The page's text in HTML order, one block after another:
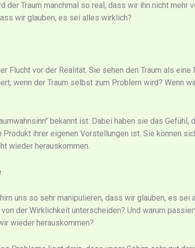
der Traum manchmal so real, dass wir ihn nicht mehr
wir glauben, es sei alles wirklich?
Flucht vor der Realität. Sie sehen den Traum als eine
wenn der Traum selbst zum Problem wird? Wenn
bekannt ist. Dabei haben sie das Gefühl,
ihrer eigenen Vorstellungen ist. Sie können
wieder herauskommen.
uns so sehr manipulieren, dass wir glauben, es sei
der Wirklichkeit unterscheiden? Und warum
wieder herauskommen?